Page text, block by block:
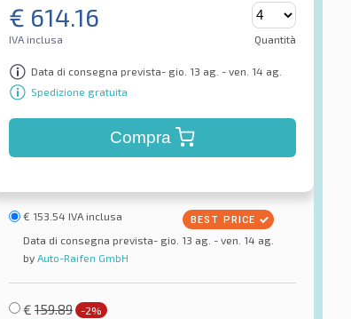
€ 614.16
IVA inclusa Quantità
Data di consegna prevista- gio. 13 ag. - ven. 14 ag.
Spedizione gratuita
Compra
€ 153.54 IVA inclusa
Data di consegna prevista- gio. 13 ag. - ven. 14 ag.
by Auto-Raifen GmbH
€ 159.89 -2%